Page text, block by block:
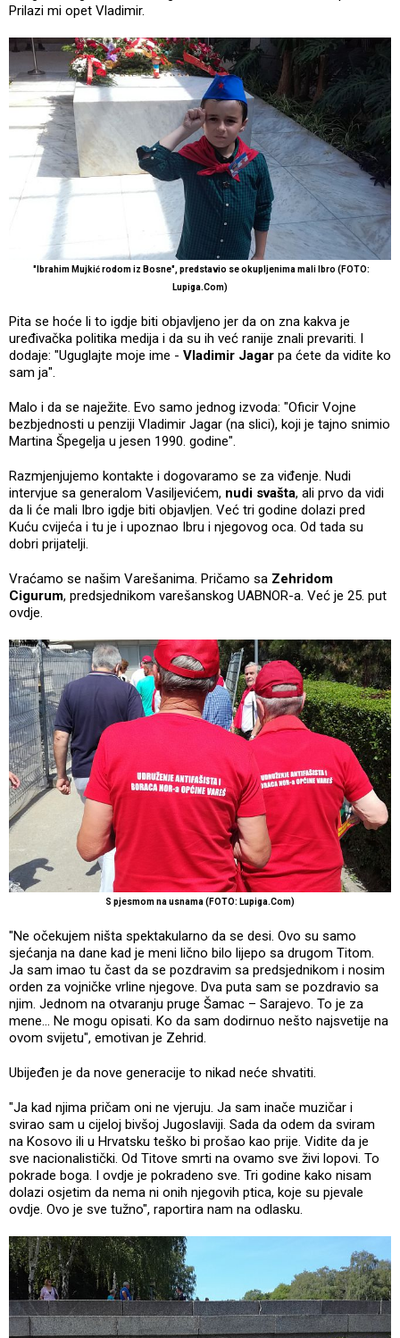
Prilazi mi opet Vladimir.
"Ibrahim Mujkić rodom iz Bosne", predstavio se okupljenima mali Ibro (FOTO:
Lupiga.Com)
Pita se hoće li to igdje biti objavljeno jer da on zna kakva je
uređivačka politika medija i da su ih već ranije znali prevariti. I
dodaje: "Uguglajte moje ime - Vladimir Jagar pa ćete da vidite ko
sam ja".
Malo i da se naježite. Evo samo jednog izvoda: "Oficir Vojne
bezbjednosti u penziji Vladimir Jagar (na slici), koji je tajno snimio
Martina Špegelja u jesen 1990. godine".
Razmjenjujemo kontakte i dogovaramo se za viđenje. Nudi
intervjue sa generalom Vasiljevićem, nudi svašta, ali prvo da vidi
da li će mali Ibro igdje biti objavljen. Već tri godine dolazi pred
Kuću cvijeća i tu je i upoznao Ibru i njegovog oca. Od tada su
dobri prijatelji.
Vraćamo se našim Varešanima. Pričamo sa Zehridom
Cigurum, predsjednikom varešanskog UABNOR-a. Već je 25. put
ovdje.
S pjesmom na usnama (FOTO: Lupiga.Com)
"Ne očekujem ništa spektakularno da se desi. Ovo su samo
sjećanja na dane kad je meni lično bilo lijepo sa drugom Titom.
Ja sam imao tu čast da se pozdravim sa predsjednikom i nosim
orden za vojničke vrline njegove. Dva puta sam se pozdravio sa
njim. Jednom na otvaranju pruge Šamac – Sarajevo. To je za
mene... Ne mogu opisati. Ko da sam dodirnuo nešto najsvetije na
ovom svijetu", emotivan je Zehrid.
Ubijeđen je da nove generacije to nikad neće shvatiti.
"Ja kad njima pričam oni ne vjeruju. Ja sam inače muzičar i
svirao sam u cijeloj bivšoj Jugoslaviji. Sada da odem da sviram
na Kosovo ili u Hrvatsku teško bi prošao kao prije. Vidite da je
sve nacionalistički. Od Titove smrti na ovamo sve živi lopovi. To
pokrade boga. I ovdje je pokradeno sve. Tri godine kako nisam
dolazi osjetim da nema ni onih njegovih ptica, koje su pjevale
ovdje. Ovo je sve tužno", raportira nam na odlasku.